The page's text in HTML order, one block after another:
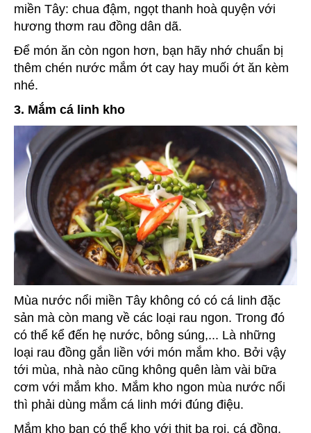
miền Tây: chua đậm, ngọt thanh hoà quyện với
hương thơm rau đồng dân dã.
Để món ăn còn ngon hơn, bạn hãy nhớ chuẩn bị
thêm chén nước mắm ớt cay hay muối ớt ăn kèm
nhé.
3. Mắm cá linh kho
Mùa nước nổi miền Tây không có có cá linh đặc
sản mà còn mang về các loại rau ngon. Trong đó
có thể kể đến hẹ nước, bông súng,... Là những
loại rau đồng gắn liền với món mắm kho. Bởi vậy
tới mùa, nhà nào cũng không quên làm vài bữa
cơm với mắm kho. Mắm kho ngon mùa nước nổi
thì phải dùng mắm cá linh mới đúng điệu.
Mắm kho bạn có thể kho với thịt ba rọi, cá đồng,